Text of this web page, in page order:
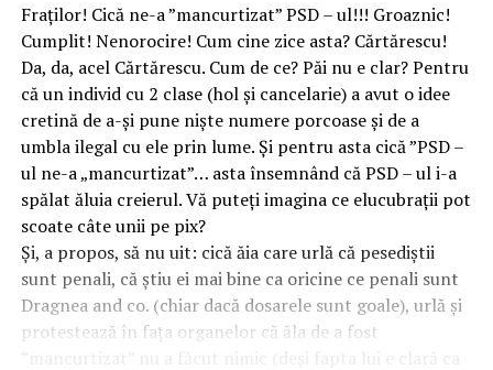
Fraților! Cică ne-a ”mancurtizat” PSD – ul!!! Groaznic!
Cumplit! Nenorocire! Cum cine zice asta? Cărtărescu!
Da, da, acel Cărtărescu. Cum de ce? Păi nu e clar? Pentru
că un individ cu 2 clase (hol și cancelarie) a avut o idee
cretină de a-și pune niște numere porcoase și de a
umbla ilegal cu ele prin lume. Și pentru asta cică ”PSD –
ul ne-a „mancurtizat”… asta însemnând că PSD – ul i-a
spălat ăluia creierul. Vă puteți imagina ce elucubrații pot
scoate câte unii pe pix?
Și, a propos, să nu uit: cică ăia care urlă că pesediștii
sunt penali, că știu ei mai bine ca oricine ce penali sunt
Dragnea and co. (chiar dacă dosarele sunt goale), urlă și
protestează în fața organelor că ăla de a fost